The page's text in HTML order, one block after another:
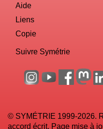
Aide
Liens
Copie
Suivre Symétrie
© SYMÉTRIE 1999-2026.
accord écrit. Page mise à